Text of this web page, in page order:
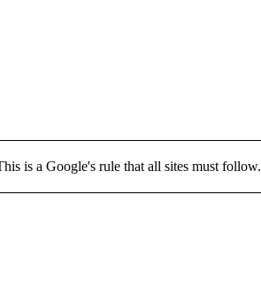
is a Google's rule that all sites must follow.